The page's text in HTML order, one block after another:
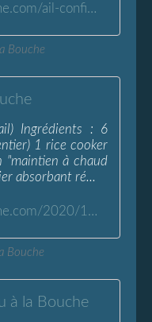
https://www.l-eaualabouche.com/ail-confit.html
Bouche
Ingrédients : 6
1 rice cooker
"maintien à chaud
absorbant ré...
https://www.l-eaualabouche.com/2020/12/ail-noir.html
Bouche
à la Bouche